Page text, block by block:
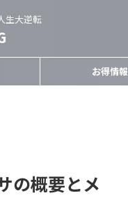
生大逆転
お得情報
の概要とメ